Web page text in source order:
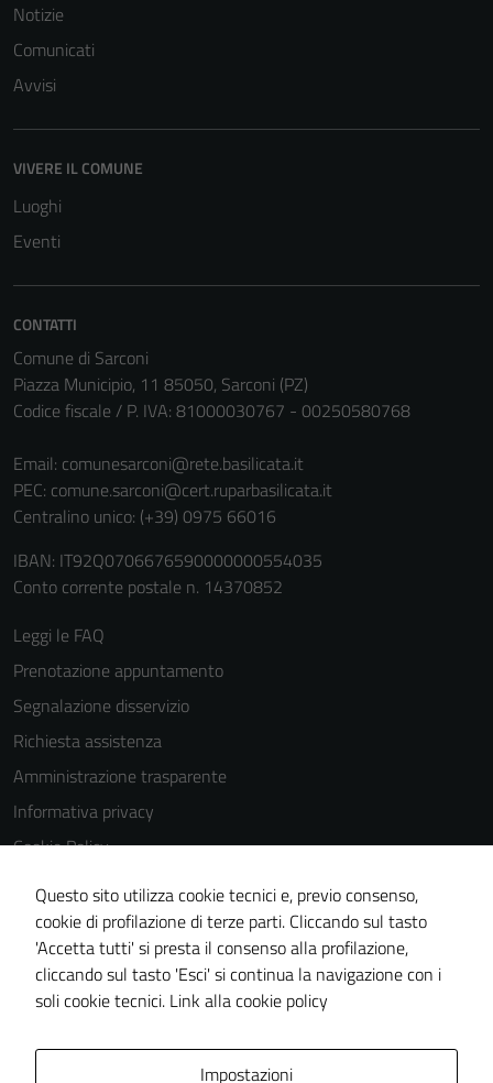
Notizie
Comunicati
Avvisi
VIVERE IL COMUNE
Luoghi
Eventi
CONTATTI
Comune di Sarconi
Piazza Municipio, 11 85050, Sarconi (PZ)
Codice fiscale / P. IVA: 81000030767 - 00250580768
Email: comunesarconi@rete.basilicata.it
PEC: comune.sarconi@cert.ruparbasilicata.it
Centralino unico: (+39) 0975 66016
IBAN: IT92Q0706676590000000554035
Conto corrente postale n. 14370852
Leggi le FAQ
Prenotazione appuntamento
Segnalazione disservizio
Richiesta assistenza
Amministrazione trasparente
Informativa privacy
Cookie Policy
Note legali
Dichiarazione di accessibilità
Piano di miglioramento del sito
Statistiche sito web
Questo sito utilizza cookie tecnici e, previo consenso,
cookie di profilazione di terze parti. Cliccando sul tasto
'Accetta tutti' si presta il consenso alla profilazione,
cliccando sul tasto 'Esci' si continua la navigazione con i
soli cookie tecnici. Link alla cookie policy
Impostazioni